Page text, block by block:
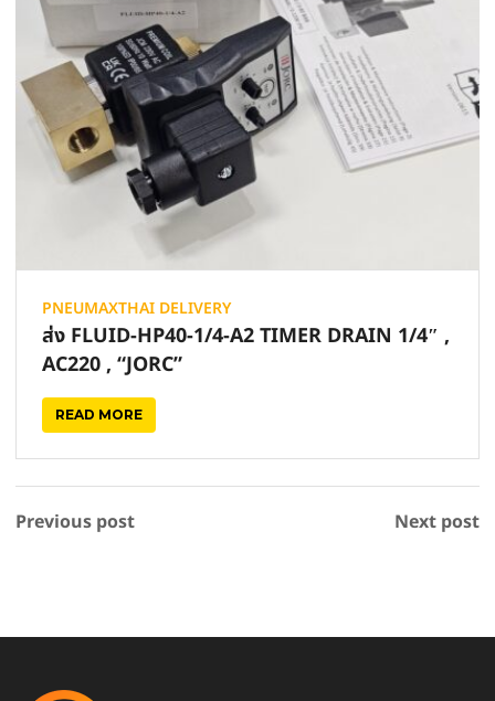
PNEUMAXTHAI DELIVERY
ส่ง FLUID-HP40-1/4-A2 TIMER DRAIN 1/4″ ,
AC220 , “JORC”
READ MORE
Previous post Next post